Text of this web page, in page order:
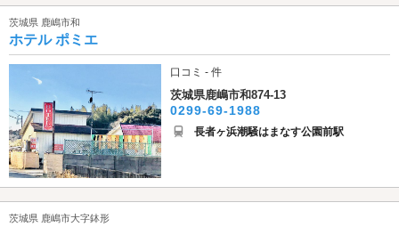
茨城県 鹿嶋市和
ホテル ポミエ
口コミ - 件
茨城県鹿嶋市和874-13
0299-69-1988
長者ヶ浜潮騒はまなす公園前駅
茨城県 鹿嶋市大字鉢形